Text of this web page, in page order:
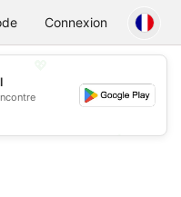
Connexion
💕